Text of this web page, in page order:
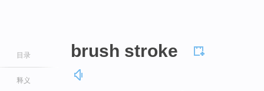
目录
释义
brush stroke